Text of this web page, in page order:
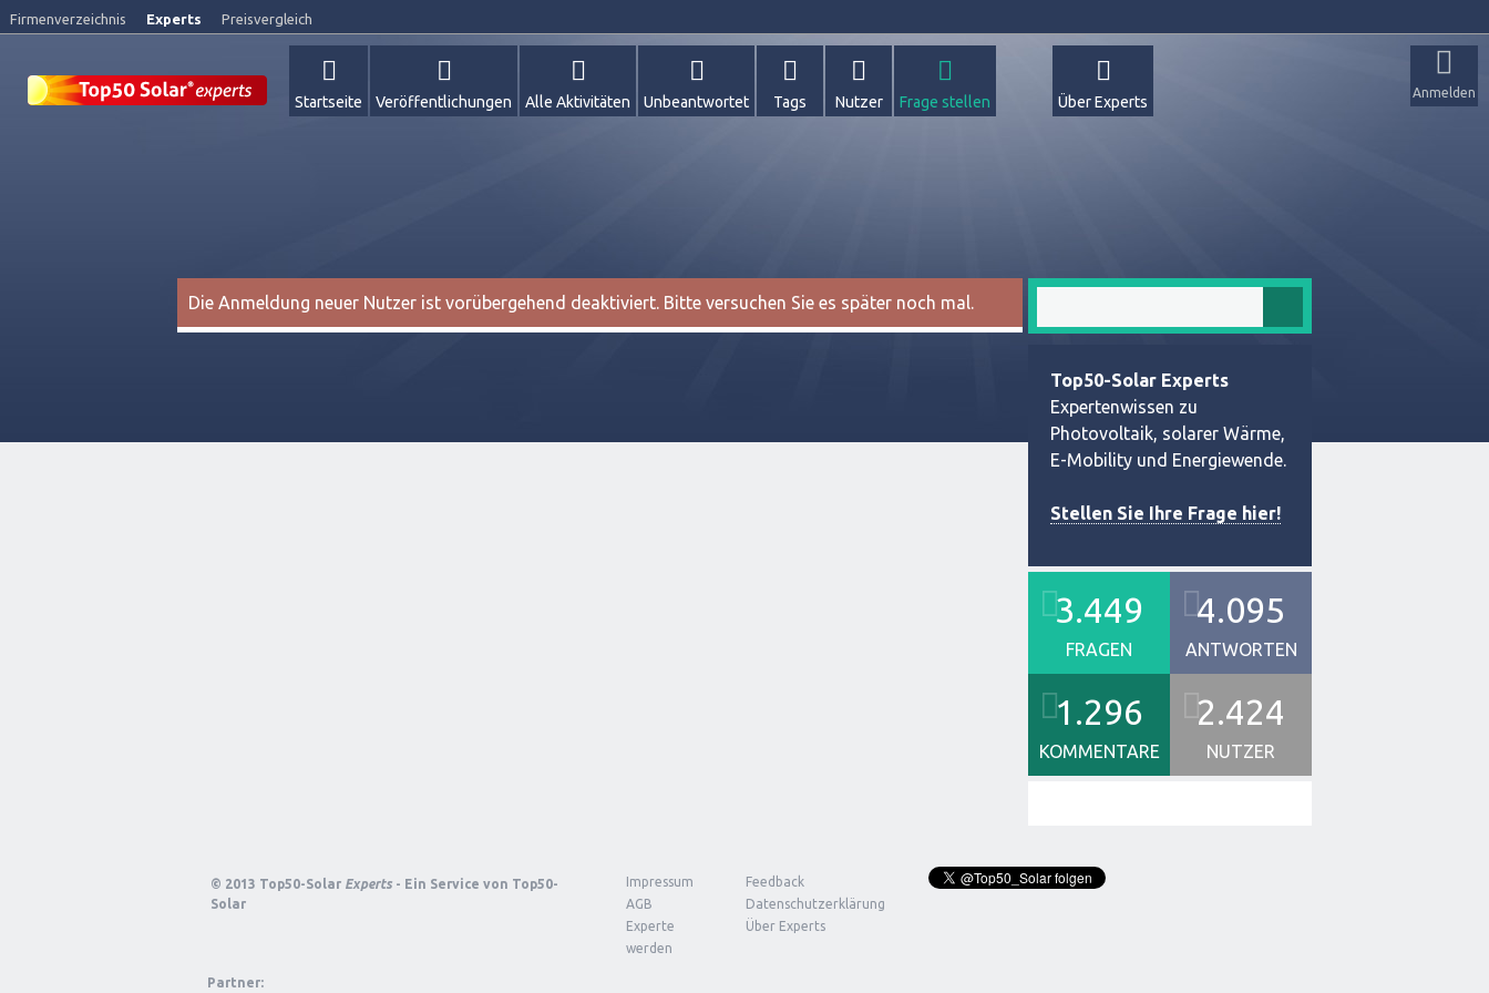
Firmenverzeichnis Experts Preisvergleich
Anmelden
Startseite Veröffentlichungen Alle Aktivitäten Unbeantwortet Tags Nutzer Frage stellen Über Experts
Die Anmeldung neuer Nutzer ist vorübergehend deaktiviert. Bitte versuchen Sie es später noch mal.
Top50-Solar Experts
Expertenwissen zu
Photovoltaik, solarer Wärme,
E-Mobility und Energiewende.
Stellen Sie Ihre Frage hier!
3.449
FRAGEN
4.095
ANTWORTEN
1.296
KOMMENTARE
2.424
NUTZER
© 2013 Top50-Solar Experts - Ein Service von Top50-
Solar
Impressum
Feedback
AGB
Datenschutzerklärung
Experte
werden
Über Experts
Partner: